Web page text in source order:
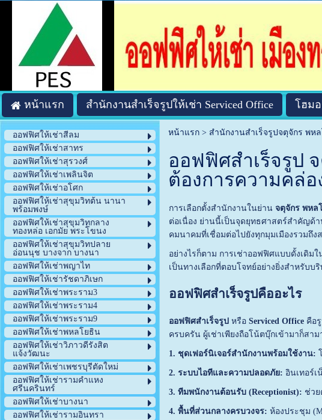
หน้าแรก สำนักงานสำเร็จรูปให้เช่า Serviced Office โฮม
ออฟฟิศให้เช่าสีลม
ออฟฟิศให้เช่าสาทร
ออฟฟิศให้เช่าสุรวงศ์
ออฟฟิศให้เช่าเพลินจิต
ออฟฟิศให้เช่าอโศก
ออฟฟิศให้เช่าสุขุมวิทต้น นานา
พร้อมพงษ์
ออฟฟิศให้เช่าสุขุมวิทกลาง
ทองหล่อ เอกมัย พระโขนง
ออฟฟิศให้เช่าสุขุมวิทปลาย
อ่อนนุช บางจาก บางนา
ออฟฟิศให้เช่าพญาไท
ออฟฟิศให้เช่ารัชดาภิเษก
ออฟฟิศให้เช่าพระราม3
ออฟฟิศให้เช่าพระราม4
ออฟฟิศให้เช่าพระราม9
ออฟฟิศให้เช่าพหลโยธิน
ออฟฟิศให้เช่าวิภาวดีรังสิต
แจ้งวัฒนะ
ออฟฟิศให้เช่าเพชรบุรีตัดใหม่
ออฟฟิศให้เช่ารามคำแหง
ศรีนครินทร์
ออฟฟิศให้เช่าบางนา
ออฟฟิศให้เช่ารามอินทรา
หน้าแรก> สำนักงานสำเร็จรูปจตุจักร พห
ออฟฟิศสำเร็จรูป
ต้องการความคล่อ
การเลือกตั้งสำนักงานในย่าน จตุจักร พหล
ต่อเนื่อง ย่านนี้เป็นจุดยุทธศาสตร์สำคัญด้
คมนาคมที่เชื่อมต่อไปยังทุกมุมเมืองรวมถึง
อย่างไรก็ตาม การเช่าออฟฟิศแบบดั้งเดิ
เป็นทางเลือกที่ตอบโจทย์อย่างยิ่งสำหรับ
ออฟฟิศสำเร็จรูปคืออะไร
ออฟฟิศสำเร็จรูป หรือ Serviced Officeคือรู
ครบครัน ผู้เช่าเพียงถือโน้ตบุ๊กเข้ามาก็สา
1. ชุดเฟอร์นิเจอร์สำนักงานพร้อมใช้งาน:
2. ระบบไอทีและความปลอดภัย: อินเทอร์เ
3. ทีมพนักงานต้อนรับ (Receptionist): ช่ว
4. พื้นที่ส่วนกลางครบวงจร: ห้องประชุม